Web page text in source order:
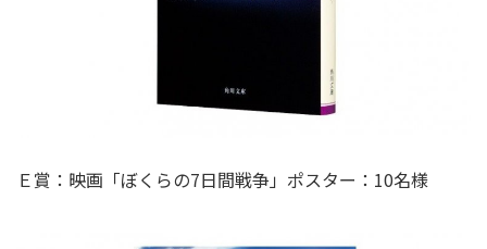
Ｅ賞：映画「ぼくらの7日間戦争」ポスター：10名様